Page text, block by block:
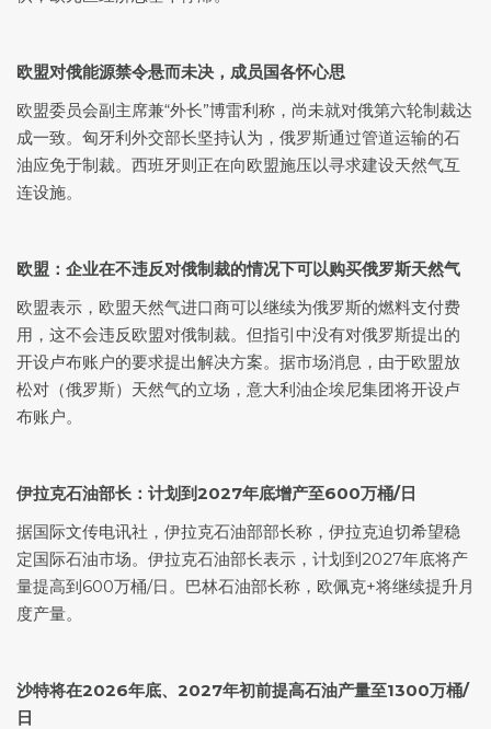
欧盟对俄能源禁令悬而未决，成员国各怀心思
欧盟委员会副主席兼“外长”博雷利称，尚未就对俄第六轮制裁达
成一致。匈牙利外交部长坚持认为，俄罗斯通过管道运输的石
油应免于制裁。西班牙则正在向欧盟施压以寻求建设天然气互
连设施。
欧盟：企业在不违反对俄制裁的情况下可以购买俄罗斯天然气
欧盟表示，欧盟天然气进口商可以继续为俄罗斯的燃料支付费
用，这不会违反欧盟对俄制裁。但指引中没有对俄罗斯提出的
开设卢布账户的要求提出解决方案。据市场消息，由于欧盟放
松对（俄罗斯）天然气的立场，意大利油企埃尼集团将开设卢
布账户。
伊拉克石油部长：计划到2027年底增产至600万桶/日
据国际文传电讯社，伊拉克石油部部长称，伊拉克迫切希望稳
定国际石油市场。伊拉克石油部长表示，计划到2027年底将产
量提高到600万桶/日。巴林石油部长称，欧佩克+将继续提升月
度产量。
沙特将在2026年底、2027年初前提高石油产量至1300万桶/
日